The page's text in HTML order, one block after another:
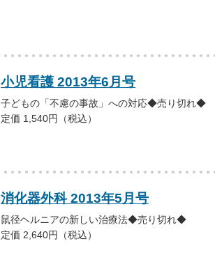
小児看護 2013年6月号
子どもの「不慮の事故」への対応◆売り切れ◆
定価 1,540円（税込）
消化器外科 2013年5月号
鼠径ヘルニアの新しい治療法◆売り切れ◆
定価 2,640円（税込）